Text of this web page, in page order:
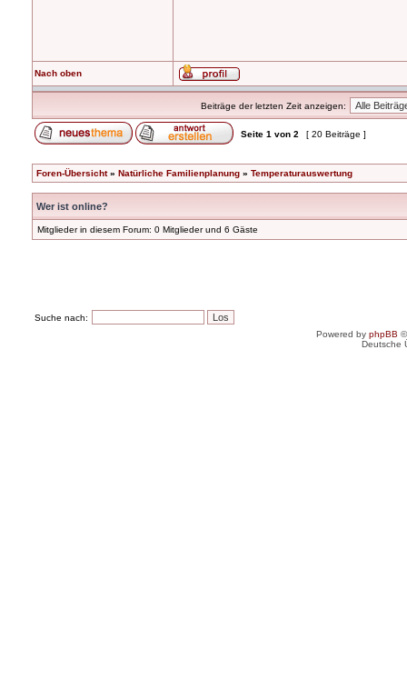
Nach oben
Beiträge der letzten Zeit anzeigen:
Seite 1 von 2 [ 20 Beiträge ]
Foren-Übersicht» Natürliche Familienplanung » Temperaturauswertung
Wer ist online?
Mitglieder in diesem Forum: 0 Mitglieder und 6 Gäste
Suche nach:
Powered by phpBB
Deutsche